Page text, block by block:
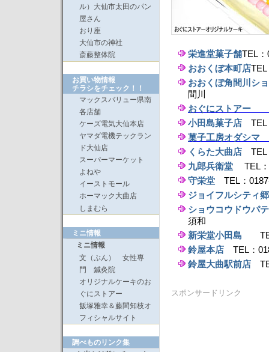
ル）大仙市太田のパン
屋さん
おり座
大仙市の神社
斎藤整体院
お買い物情報
チラシをチェック！！
マックスバリュー県南
各店舗
ケーズ電気大仙本店
ヤマダ電機テックラン
ド大仙店
スーパーマーケット
よねや
イーストモール
ホーマック大曲店
しまむら
ミニ情報
ミニ情報
文（ぶん） 女性専
門 鍼灸院
オリジナルケーキのお
ぐにストアー
飯塚雅幸＆藤間知枝オ
フィシャルサイト
調べものリンク集
栄進堂菓子舗TEL
おおくぼ本町店
おおくぼ角間川シ
間川
おぐにストアー
小田島菓子店 TEL
菓子工房オダシマ
くらた大曲店 TEL
九郎兵衛堂 TEL：
守栄堂 TEL：
ジョイフルシティ
ショウコウドウパ
須和
新栄堂小田島 TEL
鈴屋本店 TEL：
鈴屋大曲駅前店
スポンサードリンク